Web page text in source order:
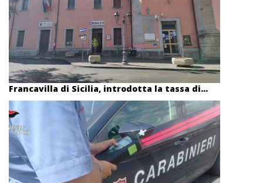
Francavilla di Sicilia, introdotta la tassa di...